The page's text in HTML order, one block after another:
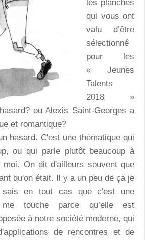
les planches
qui vous ont
valu d’être
sélectionné
pour les
« Jeunes
Talents
2018 »
ou Alexis Saint-Georges a
et romantique?
hasard. C'est une thématique qui
ou qui parle plutôt beaucoup à
moi. On dit d'ailleurs souvent que
qu'on était. Il y a un peu de ça je
en tout cas que c'est une
touche parce qu’elle est
à notre société moderne, qui
de rencontres et de